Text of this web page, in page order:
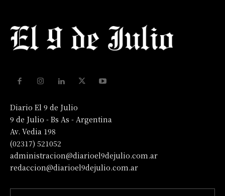
Diario El 9 de Julio
9 de Julio - Bs As - Argentina
Av. Vedia 198
(02317) 521052
administracion@diarioel9dejulio.com.ar
redaccion@diarioel9dejulio.com.ar